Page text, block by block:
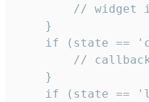
// widget
    }
if (state ==
//
    }
if (state ==